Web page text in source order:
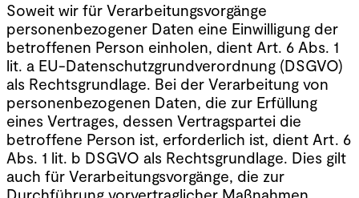
Soweit wir für Verarbeitungsvorgänge
personenbezogener Daten eine Einwilligung der
betroffenen Person einholen, dient Art. 6 Abs. 1
lit. a EU-Datenschutzgrundverordnung (DSGVO)
als Rechtsgrundlage. Bei der Verarbeitung von
personenbezogenen Daten, die zur Erfüllung
eines Vertrages, dessen Vertragspartei die
betroffene Person ist, erforderlich ist, dient Art. 6
Abs. 1 lit. b DSGVO als Rechtsgrundlage. Dies gilt
auch für Verarbeitungsvorgänge, die zur